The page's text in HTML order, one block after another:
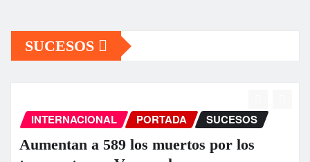
SUCESOS
INTERNACIONAL PORTADA SUCESOS
Aumentan a 589 los muertos por los